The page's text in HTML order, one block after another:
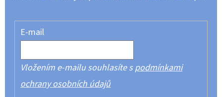
E-mail
Vložením e-mailu souhlasíte spodmínkami
ochrany osobních údajů